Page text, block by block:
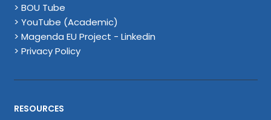
> BOU Tube
> YouTube (Academic)
> Magenda EU Project - Linkedin
> Privacy Policy
RESOURCES